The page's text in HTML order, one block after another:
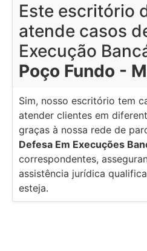
Este escritório
atende casos
Execução
Poço Fundo -
Sim, nosso escritório tem
atender clientes em
graças à nossa rede de
Defesa Em Execuções
correspondentes,
assistência jurídica
esteja.